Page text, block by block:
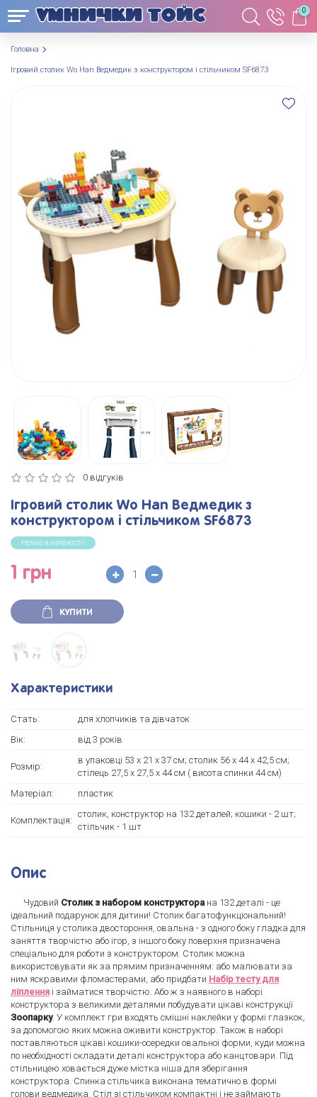
0
Головна
Ігровий столик Wo Han Ведмедик з конструктором і стільчиком SF6873
0 відгуків
Ігровий столик Wo Han Ведмедик з
конструктором і стільчиком SF6873
Немає в наявності!
1 грн
КУПИТИ
Характеристики
Стать:
для хлопчиків та дівчаток
Вік:
від 3 років
Розмір:
в упаковці 53 х 21 х 37 см; столик 56 х 44 х 42,5 см;
стілець 27,5 х 27,5 х 44 см ( висота спинки 44 см)
Матеріал:
пластик
Комплектація:
столик, конструктор на 132 деталей; кошики - 2 шт;
стільчик - 1 шт
Опис
Чудовий Столик з набором конструктора на 132 деталі - це
ідеальний подарунок для дитини! Столик багатофункціональний!
Стільниця у столика двостороння, овальна - з одного боку гладка для
заняття творчістю або ігор, з іншого боку поверхня призначена
спеціально для роботи з конструктором. Столик можна
використовувати як за прямим призначенням: або малювати за
ним яскравими фломастерами, або придбати Набір тесту для
ліплення і займатися творчістю. Або ж з наявного в наборі
конструктора з великими деталями побудувати цікаві конструкції
Зоопарку. У комплект гри входять смішні наклейки у формі глазкок,
за допомогою яких можна оживити конструктор. Також в наборі
поставляються цікаві кошики-осередки овальної форми, куди можна
по необхідності складати деталі конструктора або канцтовари. Під
стільницею ховається дуже містка ніша для зберігання
конструктора. Спинка стільчика виконана тематично в формі
голови ведмедика. Стіл зі стільчиком компактні і не займають